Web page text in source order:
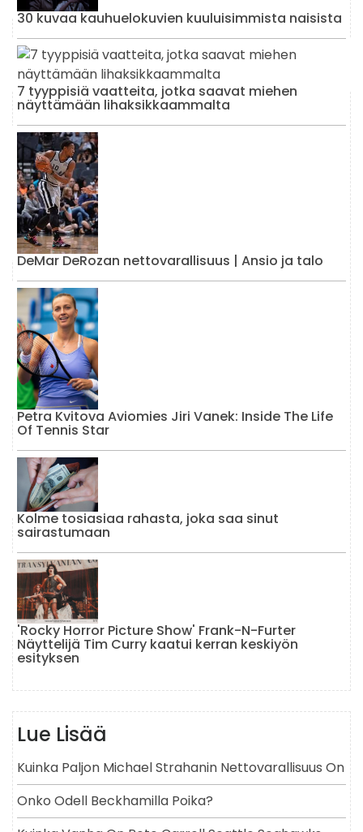
30 kuvaa kauhuelokuvien kuuluisimmista naisista
7 tyyppisiä vaatteita, jotka saavat miehen
näyttämään lihaksikkaammalta
DeMar DeRozan nettovarallisuus | Ansio ja talo
Petra Kvitova Aviomies Jiri Vanek: Inside The Life
Of Tennis Star
Kolme tosiasiaa rahasta, joka saa sinut
sairastumaan
'Rocky Horror Picture Show' Frank-N-Furter
Näyttelijä Tim Curry kaatui kerran keskiyön
esityksen
Lue Lisää
Kuinka Paljon Michael Strahanin Nettovarallisuus On
Onko Odell Beckhamilla Poika?